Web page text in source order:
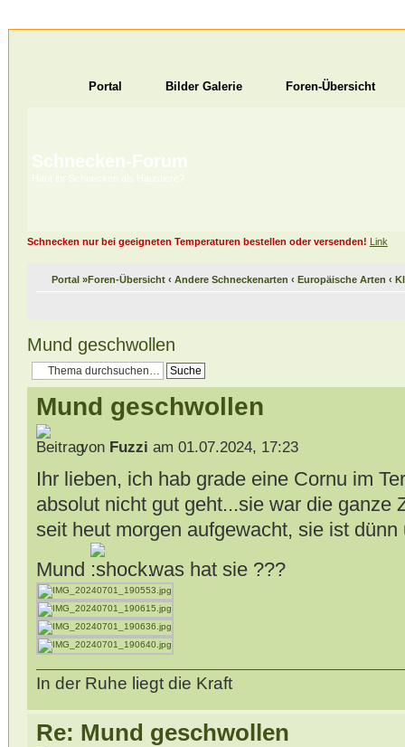
Portal Bilder Galerie Foren-Übersicht
Schnecken-Forum
Habt ihr Schnecken als Haustiere?
Schnecken nur bei geeigneten Temperaturen bestellen oder versenden! Link
Portal»Foren-Übersicht ‹ Andere Schneckenarten ‹ Europäische Arten ‹
Mund geschwollen
Mund geschwollen
von Fuzzi am 01.07.2024, 17:23
Ihr lieben, ich hab grade eine Cornu im
absolut nicht gut geht...sie war die ganze
seit heut morgen aufgewacht, sie ist
Mund
was hat sie ???
In der Ruhe liegt die Kraft
Re: Mund geschwollen